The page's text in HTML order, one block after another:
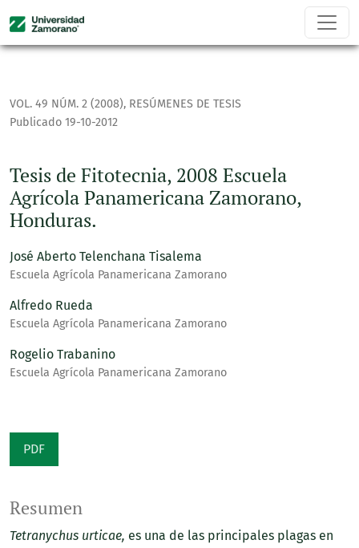
Tesis de Fitotecnia, 2008 Escuela Agrícola Panamericana
VOL. 49 NÚM. 2 (2008), RESÚMENES DE TESIS
Tesis de Fitotecnia, 2008 Escuela
Agrícola Panamericana Zamorano,
Honduras.
Publicado 19-10-2012
José Aberto Telenchana Tisalema
Escuela Agrícola Panamericana Zamorano
Alfredo Rueda
Escuela Agrícola Panamericana Zamorano
Rogelio Trabanino
Escuela Agrícola Panamericana Zamorano
PDF
Resumen
Tetranychus urticae, es una de las principales plagas en